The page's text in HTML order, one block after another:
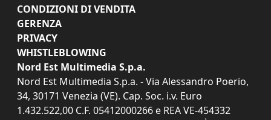
CONDIZIONI DI VENDITA
GERENZA
PRIVACY
WHISTLEBLOWING
Nord Est Multimedia S.p.a.
Nord Est Multimedia S.p.a. - Via Alessandro Poerio,
34, 30171 Venezia (VE). Cap. Soc. i.v. Euro
1.432.522,00 C.F. 05412000266 e REA VE-454332